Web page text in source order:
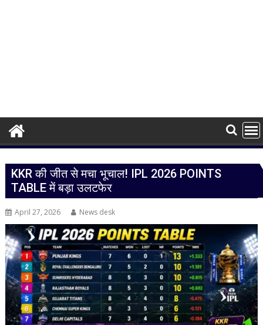
KKR की जीत से मचा भूचाल! IPL 2026 POINTS
TABLE में बड़ा उलटफेर
April 27, 2026 News desk